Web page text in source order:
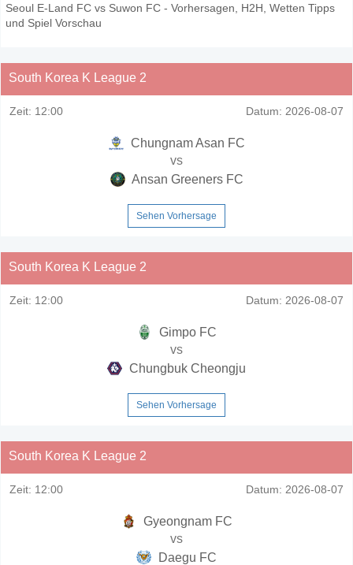
Seoul E-Land FC vs Suwon FC - Vorhersagen, H2H, Wetten Tipps
und Spiel Vorschau
South Korea K League 2
Zeit: 12:00 Datum: 2026-08-07
Chungnam Asan FC
vs
Ansan Greeners FC
Sehen Vorhersage
South Korea K League 2
Zeit: 12:00 Datum: 2026-08-07
Gimpo FC
vs
Chungbuk Cheongju
Sehen Vorhersage
South Korea K League 2
Zeit: 12:00 Datum: 2026-08-07
Gyeongnam FC
vs
Daegu FC